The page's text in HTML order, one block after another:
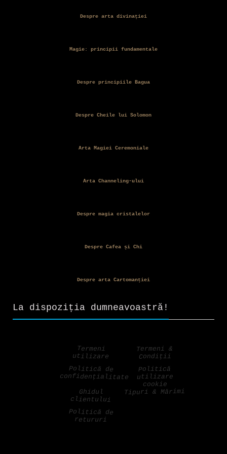
Despre arta divinației
Magie: principii fundamentale
Despre principiile Bagua
Despre Cheile lui Solomon
Arta Magiei Ceremoniale
Arta Channeling-ului
Despre magia cristalelor
Despre Cafea și Chi
Despre arta Cartomanției
La dispoziția dumneavoastră!
Termeni
utilizare
Termeni &
Condiții
Politică de
confidențialitate
Politică
utilizare
cookie
Ghidul
clientului
Tipuri & Mărimi
Politică de
retururi